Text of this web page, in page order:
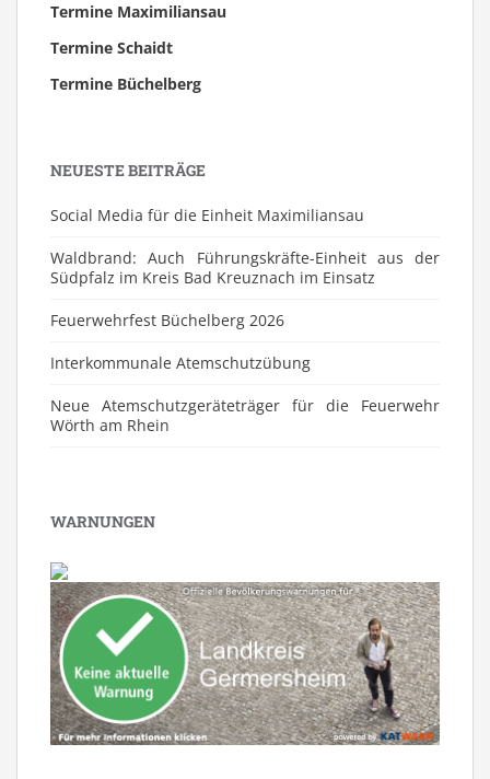
Termine Maximiliansau
Termine Schaidt
Termine Büchelberg
NEUESTE BEITRÄGE
Social Media für die Einheit Maximiliansau
Waldbrand: Auch Führungskräfte-Einheit aus der
Südpfalz im Kreis Bad Kreuznach im Einsatz
Feuerwehrfest Büchelberg 2026
⁠Interkommunale Atemschutzübung
Neue Atemschutzgeräteträger für die Feuerwehr
Wörth am Rhein
WARNUNGEN